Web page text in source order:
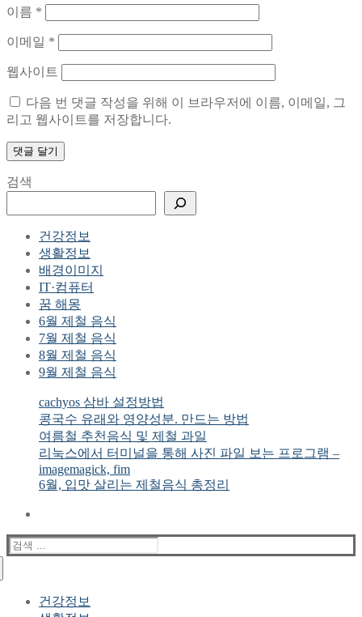
이름 *
이메일 *
웹사이트
다음 번 댓글 작성을 위해 이 브라우저에 이름, 이메일, 그
리고 웹사이트를 저장합니다.
검색
건강정보
생활정보
배경이미지
IT·컴퓨터
꿈 해몽
6월 제철 음식
7월 제철 음식
8월 제철 음식
9월 제철 음식
cachyos 삼바 설정방법
콩국수 유래와 영양성분. 만드는 방법
여름철 추천음식 및 제철 과일
리눅스에서 터미널을 통해 사진 파일 보는 프로그램 –
imagemagick, fim
6월, 입맛 살리는 제철음식 총정리
검
색
건강정보